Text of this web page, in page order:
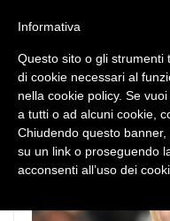
Informativa
Questo sito o gli strumenti
di cookie necessari al
nella cookie policy. Se
a tutti o ad alcuni cookie,
Chiudendo questo
su un link o proseguendo
acconsenti all’uso dei